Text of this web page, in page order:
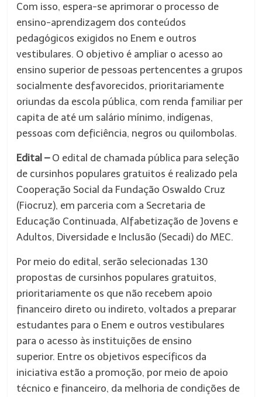
Com isso, espera-se aprimorar o processo de
ensino-aprendizagem dos conteúdos
pedagógicos exigidos no Enem e outros
vestibulares. O objetivo é ampliar o acesso ao
ensino superior de pessoas pertencentes a grupos
socialmente desfavorecidos, prioritariamente
oriundas da escola pública, com renda familiar per
capita de até um salário mínimo, indígenas,
pessoas com deficiência, negros ou quilombolas.
Edital –O edital de chamada pública para seleção
de cursinhos populares gratuitos é realizado pela
Cooperação Social da Fundação Oswaldo Cruz
(Fiocruz), em parceria com a Secretaria de
Educação Continuada, Alfabetização de Jovens e
Adultos, Diversidade e Inclusão (Secadi) do MEC.
Por meio do edital, serão selecionadas 130
propostas de cursinhos populares gratuitos,
prioritariamente os que não recebem apoio
financeiro direto ou indireto, voltados a preparar
estudantes para o Enem e outros vestibulares
para o acesso às instituições de ensino
superior. Entre os objetivos específicos da
iniciativa estão a promoção, por meio de apoio
técnico e financeiro, da melhoria de condições de